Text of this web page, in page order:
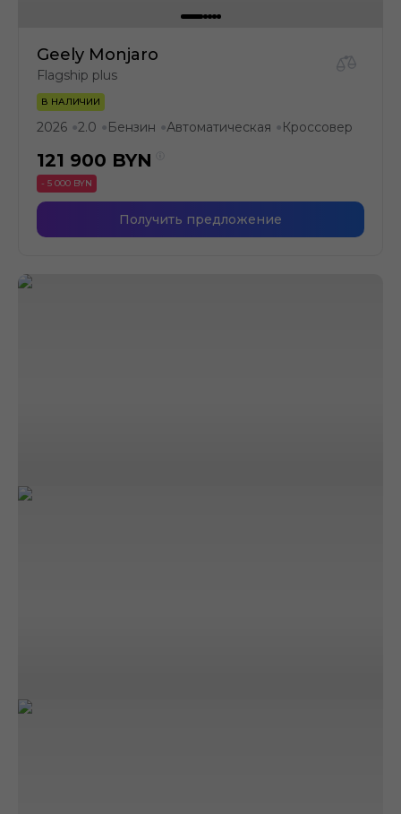
Geely Monjaro
Flagship plus
В НАЛИЧИИ
2026 ●2.0 ● Бензин ●Автоматическая ● Кроссовер
121 900 BYN
- 5 000 BYN
Получить предложение